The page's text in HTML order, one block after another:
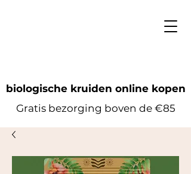
biologische kruiden online kopen
Gratis bezorging boven de €85